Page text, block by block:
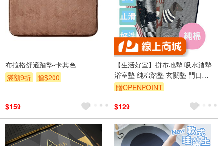
布拉格舒適踏墊-卡其色
滿額9折
贈$200
$159
【生活好室】拼布地墊 吸水踏墊
浴室墊 純棉踏墊 玄關墊 門口墊
日系雜貨風 地墊 腳踏墊 地毯 拼
贈OPENPOINT
$129